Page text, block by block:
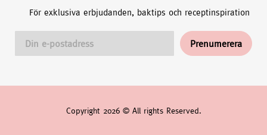
För exklusiva erbjudanden, baktips och receptinspiration
Copyright 2026 © All rights Reserved.